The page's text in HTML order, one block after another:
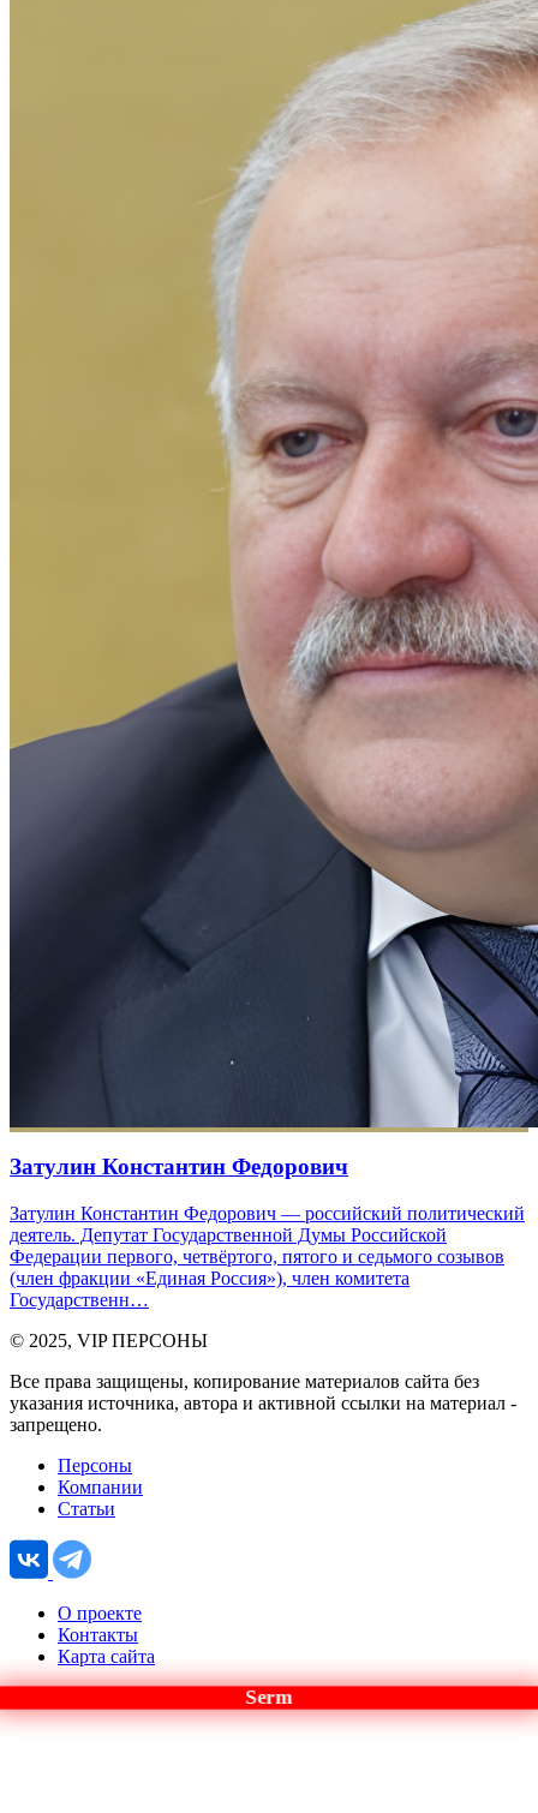
Затулин Константин Федорович
Затулин Константин Федорович — российский политический
деятель. Депутат Государственной Думы Российской
Федерации первого, четвёртого, пятого и седьмого созывов
(член фракции «Единая Россия»), член комитета
Государственн…
© 2025, VIP ПЕРСОНЫ
Все права защищены, копирование материалов сайта без
указания источника, автора и активной ссылки на материал -
запрещено.
Персоны
Компании
Статьи
О проекте
Контакты
Карта сайта
Serm